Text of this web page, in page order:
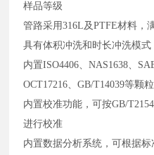
样品等级
管路采用316L及PTFE材料，
具有体积冲洗和时长冲洗模
内置ISO4406、NAS1638、
OCT17216、GB/T14039等颗
内置校准功能，可按GB/
进行校准
内置数据分析系统，可根据